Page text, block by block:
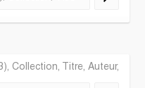
Collection, Titre, Auteur,